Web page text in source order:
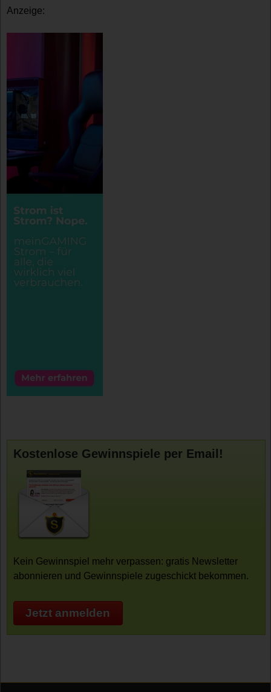
Anzeige:
Kostenlose Gewinnspiele per Email!
Kein Gewinnspiel mehr verpassen: gratis Newsletter
abonnieren und Gewinnspiele zugeschickt bekommen.
Jetzt anmelden